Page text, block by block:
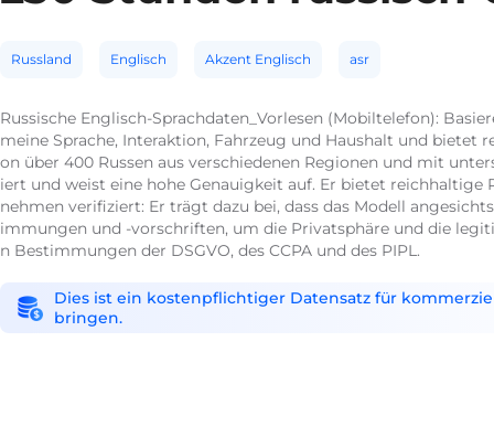
Russland Englisch Akzent Englisch asr
Russische Englisch-Sprachdaten_Vorlesen (Mobiltelefon):
meine Sprache, Interaktion, Fahrzeug und Haushalt und
on über 400 Russen aus verschiedenen Regionen und mit
iert und weist eine hohe Genauigkeit auf. Er bietet
nehmen verifiziert: Er trägt dazu bei, dass das Modell
immungen und -vorschriften, um die Privatsphäre und die
n Bestimmungen der DSGVO, des CCPA und des PIPL.
Dies ist ein kostenpflichtiger Datensatz für
bringen.